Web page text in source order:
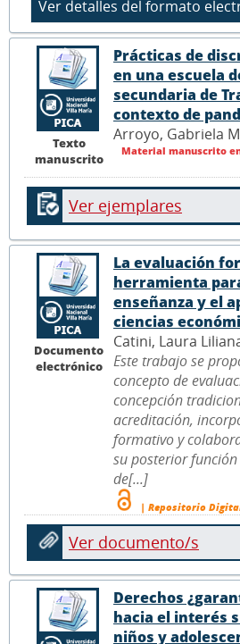
Texto
manuscrito
Prácticas de
en una escuela
secundaria de
contexto de
Arroyo, Gabriela
Material manuscrito
Ver ejemplares
Documento
electrónico
La evaluación
herramienta
enseñanza y el
ciencias
Catini, Laura
Este trabajo se
concepto de
concepción
acreditación,
formativo y
su posterior
de[...]
| Repositorio
Ver documento/s
Derechos
hacia el interés
niños y